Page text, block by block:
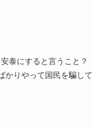
泰にすると言うこと？
かりやって国民を騙して